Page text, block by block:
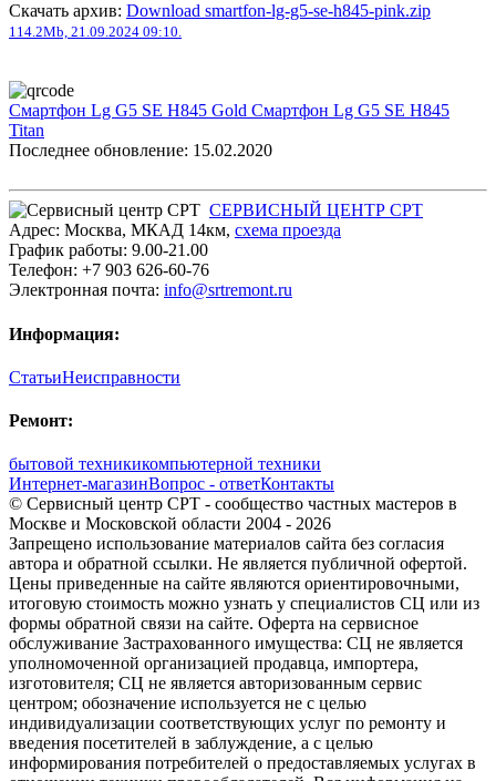
Скачать архив: Download smartfon-lg-g5-se-h845-pink.zip
114.2Mb, 21.09.2024 09:10.
Смартфон Lg G5 SE H845 Gold Смартфон Lg G5 SE H845
Titan
Последнее обновление: 15.02.2020
СЕРВИСНЫЙ ЦЕНТР СРТ
Адрес: Москва, МКАД 14км, cхема проезда
График работы: 9.00-21.00
Телефон: +7 903 626-60-76
Электронная почта: info@srtremont.ru
Информация:
СтатьиНеисправности
Ремонт:
бытовой техникикомпьютерной техники
Интернет-магазинВопрос - ответКонтакты
© Сервисный центр СРТ - сообщество частных мастеров в
Москве и Московской области 2004 - 2026
Запрещено использование материалов сайта без согласия
автора и обратной ссылки. Не является публичной офертой.
Цены приведенные на сайте являются ориентировочными,
итоговую стоимость можно узнать у специалистов СЦ или из
формы обратной связи на сайте. Оферта на сервисное
обслуживание Застрахованного имущества: СЦ не является
уполномоченной организацией продавца, импортера,
изготовителя; СЦ не является авторизованным сервис
центром; обозначение используется не с целью
индивидуализации соответствующих услуг по ремонту и
введения посетителей в заблуждение, а с целью
информирования потребителей о предоставляемых услугах в